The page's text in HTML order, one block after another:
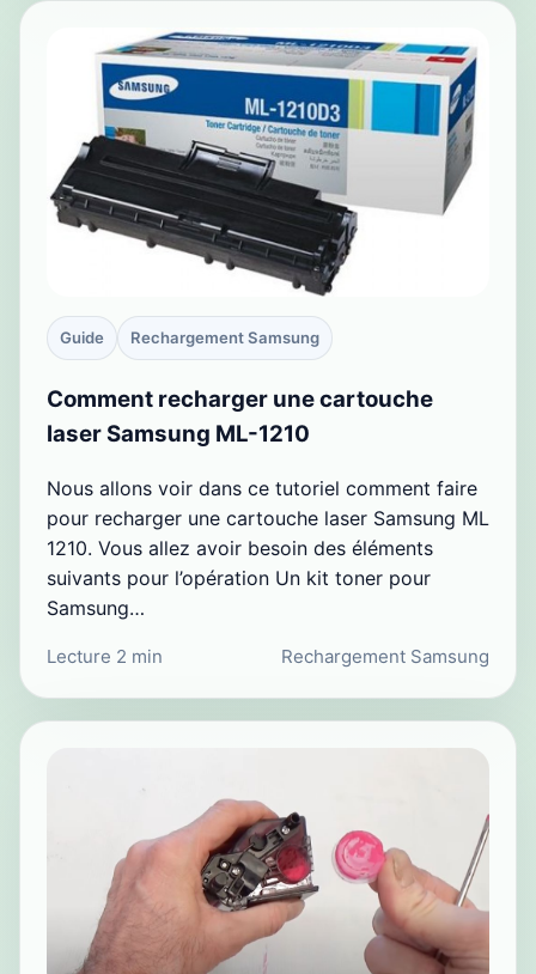
Guide Rechargement Samsung
Comment recharger une cartouche
laser Samsung ML-1210
Nous allons voir dans ce tutoriel comment faire
pour recharger une cartouche laser Samsung ML
1210. Vous allez avoir besoin des éléments
suivants pour l’opération Un kit toner pour
Samsung…
Lecture 2 min Rechargement Samsung